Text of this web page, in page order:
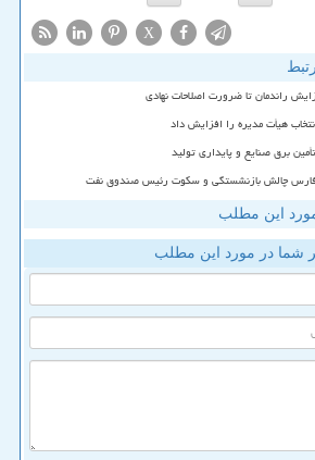
X
راندمان تا ضرورت اصلاحات نهادی
هیأت مدیره را افزایش داد
فارس چالش بازنشستگی و سکوت رئیس صندوق نفت
این مطلب
شما در مورد این مطلب